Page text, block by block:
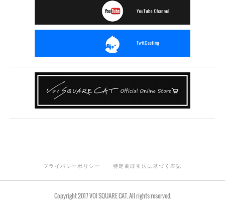
プライバシーポリシー 特定商取引法に基づく表記
Copyright 2017 VOI SQUARE CAT. All rights reserved.